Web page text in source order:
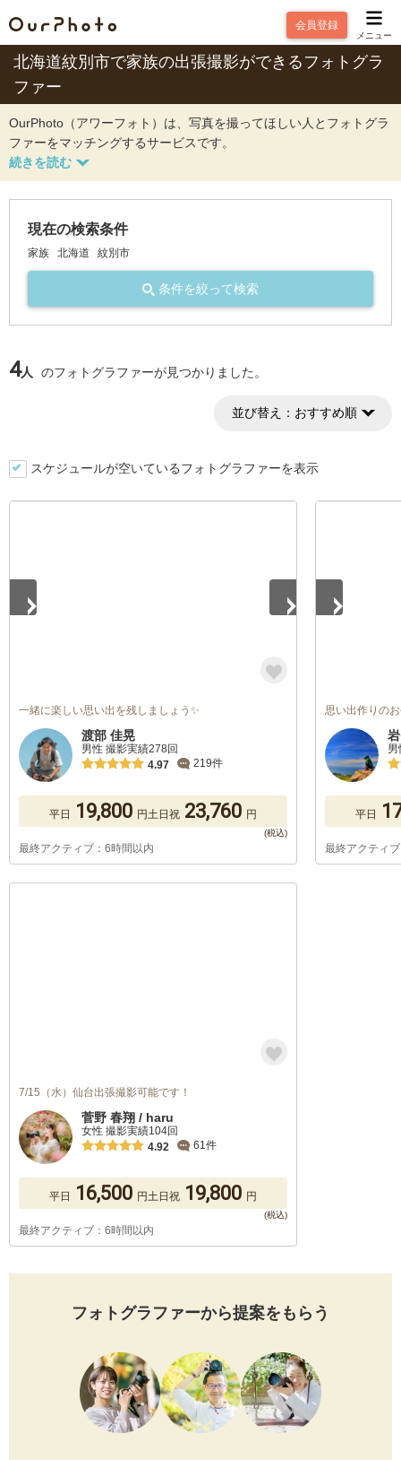
会員登録
メニュー
北海道紋別市で家族の出張撮影ができるフォトグラ
ファー
OurPhoto（アワーフォト）は、写真を撮ってほしい人とフォトグラ
ファーをマッチングするサービスです。
現在の検索条件
家族 北海道 紋別市
条件を絞って検索
4人 のフォトグラファーが見つかりました。
並び替え： おすすめ順
スケジュールが空いているフォトグラファーを表示
一緒に楽しい思い出を残しましょう✨
渡部 佳晃
男性 撮影実績278回
4.97
219件
平日 19,800 円土日祝 23,760 円
最終アクティブ：6時間以内
思い出作りの
平日
最終アクティ
7/15（水）仙台出張撮影可能です！
菅野 春翔 / haru
女性 撮影実績104回
4.92
61件
平日 16,500 円土日祝 19,800 円
最終アクティブ：6時間以内
フォトグラファーから提案をもらう